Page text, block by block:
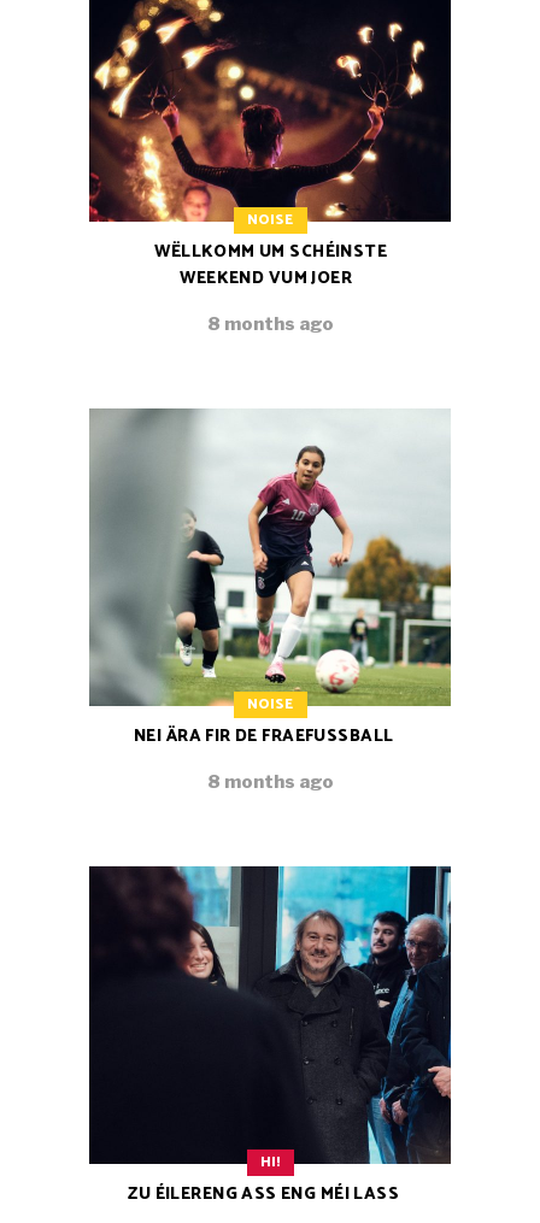
NOISE
WËLLKOMM UM SCHÉINSTE
WEEKEND VUM JOER
8 months ago
NOISE
NEI ÄRA FIR DE FRAEFUSSBALL
8 months ago
HI!
ZU ÉILERENG ASS ENG MÉI LASS